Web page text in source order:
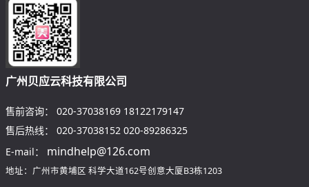
广州贝应云科技有限公司
售前咨询： 020-37038169 18122179147
售后热线：
020-37038152 020-89286325
E-mail：
mindhelp@126.com
地址：广州市黄埔区 科学大道162号创意大厦B3栋1203